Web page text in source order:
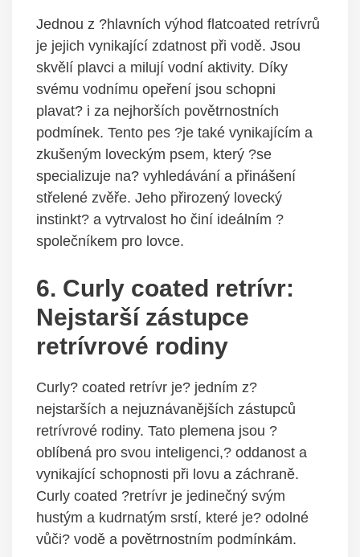
Jednou z ?hlavních výhod flatcoated retrívrů
je jejich vynikající zdatnost při vodě. Jsou
skvělí plavci a milují vodní aktivity. Díky
svému vodnímu opeření jsou schopni
plavat? i za nejhorších povětrnostních
podmínek. Tento pes ?je také vynikajícím a
zkušeným loveckým psem, který ?se
specializuje na? vyhledávání a přinášení
střelené zvěře. Jeho přirozený lovecký
instinkt? a vytrvalost ho činí ideálním ?
společníkem pro lovce.
6. Curly coated retrívr:
Nejstarší zástupce
retrívrové rodiny
Curly? coated retrívr je? jedním z?
nejstarších a nejuznávanějších zástupců
retrívrové rodiny. Tato plemena jsou ?
oblíbená pro svou inteligenci,? oddanost a
vynikající schopnosti při lovu a záchraně.
Curly coated ?retrívr je jedinečný svým
hustým a kudrnatým srstí, které je? odolné
vůči? vodě a povětrnostním podmínkám.